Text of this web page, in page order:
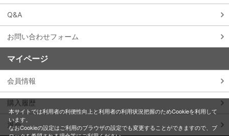
Q&A
お問い合わせフォーム
マイページ
会員情報
購入履歴
退会
本サイトでは利用者の利便性向上と利用者の利用状況把握のためCookieを利用して
います。
なおCookieの設定はご利用のブラウザの設定でも変更することができますので、ブ